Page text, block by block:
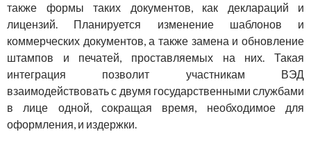
также формы таких документов, как деклараций и
лицензий. Планируется изменение шаблонов и
коммерческих документов, а также замена и обновление
штампов и печатей, проставляемых на них. Такая
интеграция позволит участникам ВЭД
взаимодействовать с двумя государственными службами
в лице одной, сокращая время, необходимое для
оформления, и издержки.